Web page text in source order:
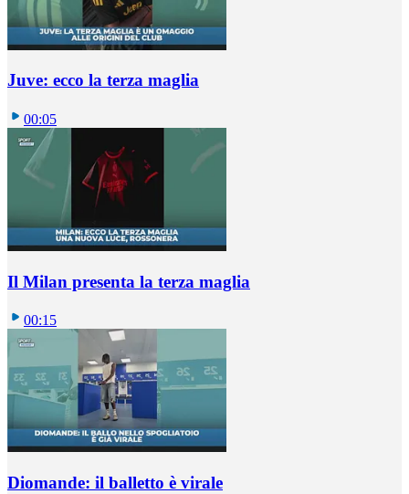
Juve: ecco la terza maglia
00:05
Il Milan presenta la terza maglia
00:15
Diomande: il balletto è virale